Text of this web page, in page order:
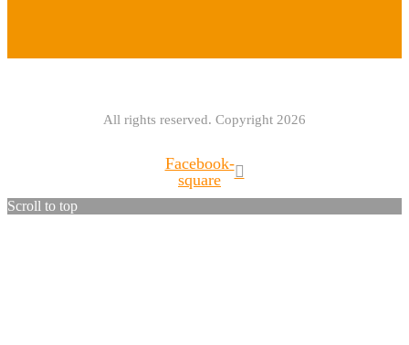
All rights reserved. Copyright 2026
Facebook-
square
Scroll to top